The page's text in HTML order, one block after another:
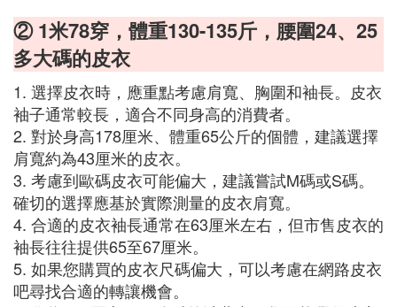
② 1米78穿，體重130-135斤，腰圍24、25
多大碼的皮衣
1. 選擇皮衣時，應重點考慮肩寬、胸圍和袖長。皮衣
袖子通常較長，適合不同身高的消費者。
2. 對於身高178厘米、體重65公斤的個體，建議選擇
肩寬約為43厘米的皮衣。
3. 考慮到歐碼皮衣可能偏大，建議嘗試M碼或S碼。
確切的選擇應基於實際測量的皮衣肩寬。
4. 合適的皮衣袖長通常在63厘米左右，但市售皮衣的
袖長往往提供65至67厘米。
5. 如果您購買的皮衣尺碼偏大，可以考慮在網路皮衣
吧尋找合適的轉讓機會。